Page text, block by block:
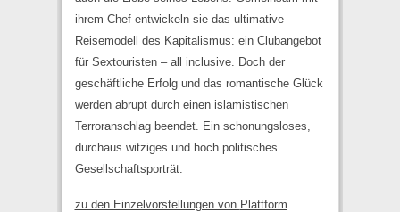
ihrem Chef entwickeln sie das ultimative
Reisemodell des Kapitalismus: ein Clubangebot
für Sextouristen – all inclusive. Doch der
geschäftliche Erfolg und das romantische Glück
werden abrupt durch einen islamistischen
Terroranschlag beendet. Ein schonungsloses,
durchaus witziges und hoch politisches
Gesellschaftsporträt.
zu den Einzelvorstellungen von Plattform